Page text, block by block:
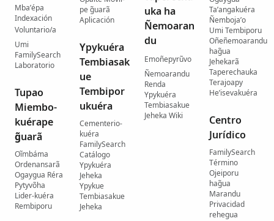
Mba’épa
Indexación
Voluntario/a
Umi
FamilySearch
Laboratorio
Tupao
Miembo-
kuérape
g̃uarã
Oĩmbáma
Ordenansarã
Ogaygua Réra
Pytyvõha
Lider-kuéra
Rembiporu
pe g̃uarã
Aplicación
Ypykuéra
Tembiasak
ue
Tembipor
ukuéra
Cementerio-
kuéra
FamilySearch
Catálogo
Ypykuéra
Jeheka
Ypykue
Tembiasakue
Jeheka
uka ha
Ñemoaran
du
Emoñepyrũvo
Ñemoarandu
Renda
Ypykuéra
Tembiasakue
Jeheka Wiki
Ta’angakuéra
Ñemboja’o
Umi Tembiporu
Oñeñemoarandu
hag̃ua
Jehekarã
Taperechauka
Terajoapy
He’isevakuéra
Centro
Jurídico
FamilySearch
Término
Ojeiporu
hag̃ua
Marandu
Privacidad
rehegua